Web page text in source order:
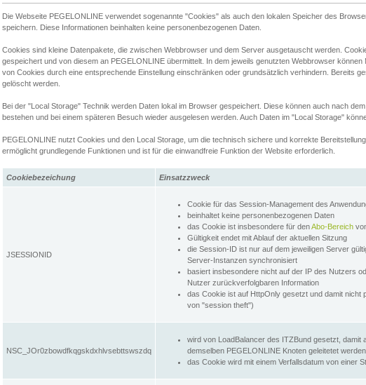
Die Webseite PEGELONLINE verwendet sogenannte "Cookies" als auch den lokalen Speicher des
speichern. Diese Informationen beinhalten keine personenbezogenen Daten.
Cookies sind kleine Datenpakete, die zwischen Webbrowser und dem Server ausgetauscht werden.
gespeichert und von diesem an PEGELONLINE übermittelt. In dem jeweils genutzten Webbrowser
von Cookies durch eine entsprechende Einstellung einschränken oder grundsätzlich verhindern. Bereits
gelöscht werden.
Bei der "Local Storage" Technik werden Daten lokal im Browser gespeichert. Diese können auch nach
bestehen und bei einem späteren Besuch wieder ausgelesen werden. Auch Daten im "Local Storage"
PEGELONLINE nutzt Cookies und den Local Storage, um die technisch sichere und korrekte
ermöglicht grundlegende Funktionen und ist für die einwandfreie Funktion der Website erforderlich.
Cookiebezeichung Einsatzzweck
JSESSIONID
Cookie für das Session-Management des
beinhaltet keine personenbezogenen Daten
das Cookie ist insbesondere für denAbo-Bereich
Gültigkeit endet mit Ablauf der aktuellen Sitzung
die Session-ID ist nur auf dem jeweiligen Server
Server-Instanzen synchronisiert
basiert insbesondere nicht auf der IP des Nutzers
Nutzer zurückverfolgbaren Information
das Cookie ist auf HttpOnly gesetzt und damit nicht
von "session theft")
NSC_JOr0zbowdfkqgskdxhlvsebttswszdq
wird von LoadBalancer des ITZBund gesetzt, damit
demselben PEGELONLINE Knoten geleitetet
das Cookie wird mit einem Verfallsdatum von einer